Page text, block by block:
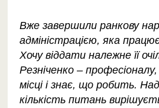
Вже завершили ранкову
адміністрацією, яка
Хочу віддати належне її
Резніченко –
місці і знає, що робить.
кількість питань